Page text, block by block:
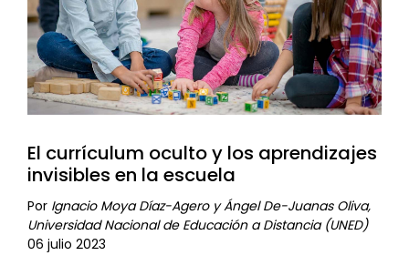
El currículum oculto y los aprendizajes
invisibles en la escuela
Por Ignacio Moya Díaz-Agero y Ángel De-Juanas Oliva,
Universidad Nacional de Educación a Distancia (UNED)
06 julio 2023